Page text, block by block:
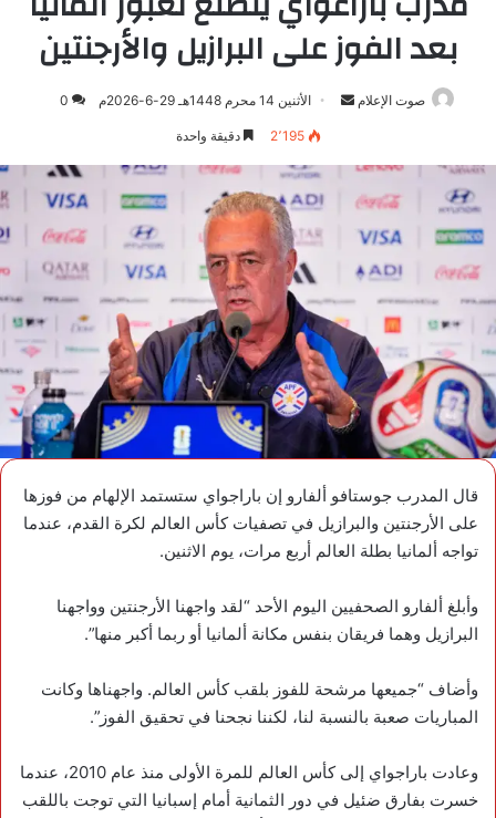
بعد الفوز على البرازيل والأرجنتين
صوت الإعلام
أرسلالأثنين 14 محرم 1448هـ 29-6-2026م 0
2٬195 دقيقة واحدة
قال المدرب جوستافو ألفارو إن باراجواي ستستمد الإلهام من فوزها
على الأرجنتين والبرازيل في تصفيات كأس العالم لكرة القدم، عندما
تواجه ألمانيا بطلة العالم أربع مرات، يوم الاثنين.
وأبلغ ألفارو الصحفيين اليوم الأحد “لقد واجهنا الأرجنتين وواجهنا
البرازيل وهما فريقان بنفس مكانة ألمانيا أو ربما أكبر منها”.
وأضاف “جميعها مرشحة للفوز بلقب كأس العالم. واجهناها وكانت
المباريات صعبة بالنسبة لنا، لكننا نجحنا في تحقيق الفوز”.
وعادت باراجواي إلى كأس العالم للمرة الأولى منذ عام 2010، عندما
خسرت بفارق ضئيل في دور الثمانية أمام إسبانيا التي توجت باللقب